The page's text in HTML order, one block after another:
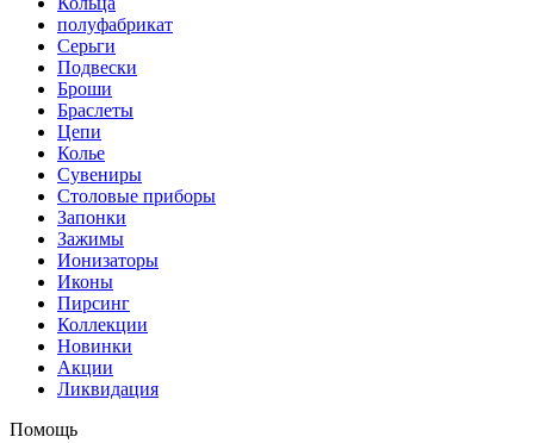
полуфабрикат
Серьги
Подвески
Броши
Браслеты
Цепи
Колье
Сувениры
Столовые приборы
Запонки
Зажимы
Ионизаторы
Иконы
Пирсинг
Коллекции
Новинки
Акции
Ликвидация
Помощь